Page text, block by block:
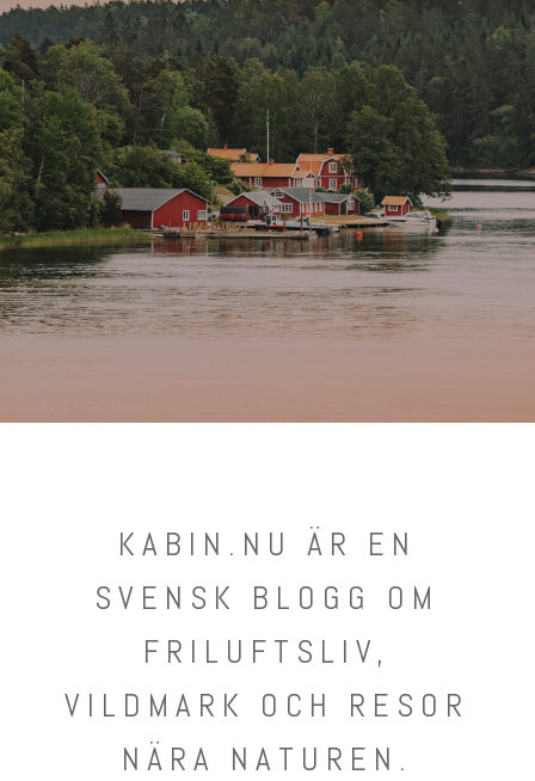
KABIN.NU ÄR EN
SVENSK BLOGG OM
FRILUFTSLIV,
VILDMARK OCH RESOR
NÄRA NATUREN.